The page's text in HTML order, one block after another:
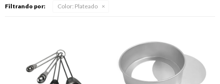
Filtrando por: Color: Plateado